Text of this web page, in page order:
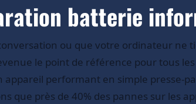
batterie
ou que votre ordinateur ne
le point de référence pour tous
performant en simple presse-
que près de 40% des pannes sur les